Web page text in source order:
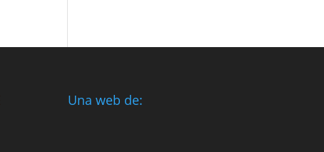
Una web de: